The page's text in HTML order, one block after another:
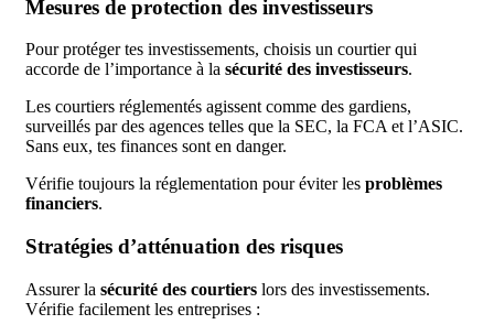
Mesures de protection des investisseurs
Pour protéger tes investissements, choisis un courtier qui
accorde de l’importance à la sécurité des investisseurs.
Les courtiers réglementés agissent comme des gardiens,
surveillés par des agences telles que la SEC, la FCA et l’ASIC.
Sans eux, tes finances sont en danger.
Vérifie toujours la réglementation pour éviter les problèmes
financiers.
Stratégies d’atténuation des risques
Assurer la sécurité des courtiers lors des investissements.
Vérifie facilement les entreprises :